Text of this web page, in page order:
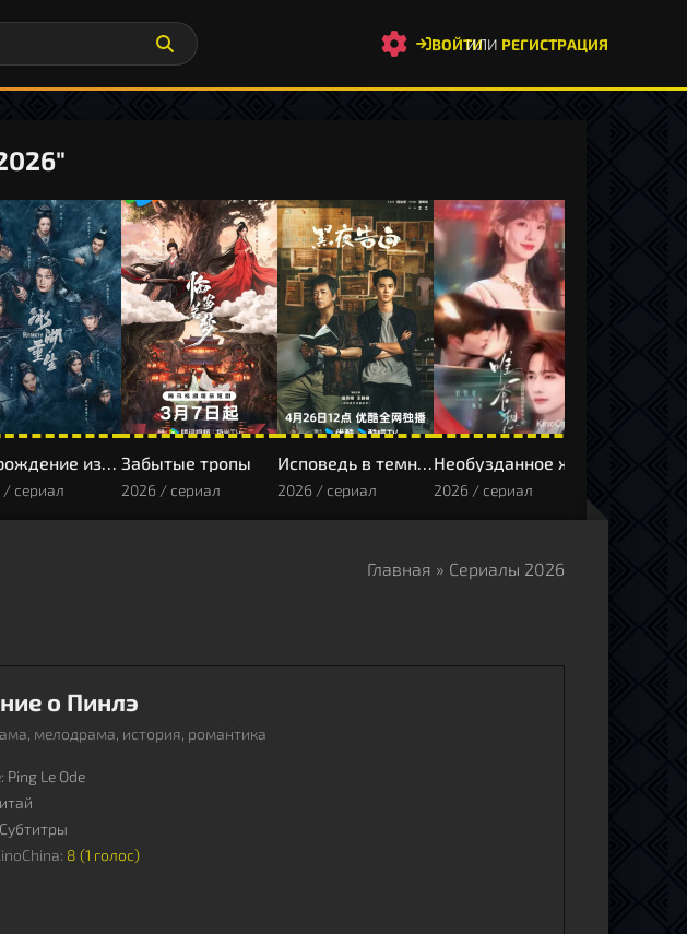
ВОЙТИИЛИ РЕГИСТРАЦИЯ
Возрождение из ледяного озера
/ сериал
Забытые тропы
2026 / сериал
Исповедь в темноте
2026 / сериал 2026 / сериал
о Пинлэ
мелодрама, история, романтика
Ping Le Ode
Субтитры
8 (1 голос)
Главная » Сериалы 2026